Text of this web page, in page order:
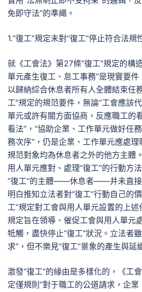
免即守法”的準繩。
1.“復工”規定未對“復工”停止符合法規
就《工會法》第27條“復工”規定的構
單元產生復工、怠工事務”是現實要件
以歸納綜合休息者所有人全體結束任
工”規定的規范要件，無論“工會應該
單元或許有關方面協商，反應職工的
看法”，“協助企業、工作單元做好任
務次序”，仍是企業、工作單元應處
規范對象均為休息者之外的他方主體
用人單元應對、處理“復工”的行動方
“復工”的主體——休息者——并未直接
明白推知立法者對“復工”行動自己的
工”規定對工會與用人單元設置的上述
規定旨在領導、催促工會與用人單元
牴觸，盡快停止“復工”狀況。立法者
求”，但不樂見“復工”景象的產生與延
激發“復工”的緣由是多樣化的，《工
定僅規則“對于職工的公道請求，企